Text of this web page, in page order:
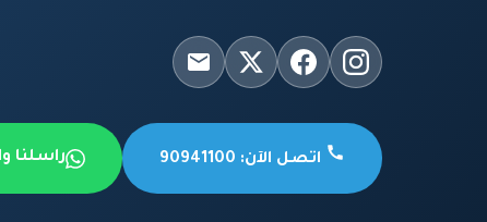
اتصل الآن: 90941100 راسلنا